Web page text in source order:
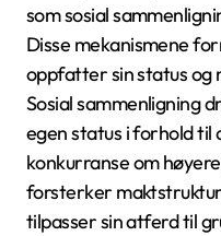
som sosial
Disse mekanismene
oppfatter sin status og
Sosial sammenligning
egen status i forhold til
konkurranse om
forsterker
tilpasser sin atferd til